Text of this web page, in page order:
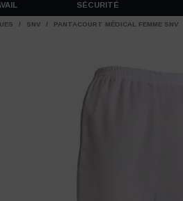
SÉCURITÉ
/ SNV / PANTACOURT MÉDICAL FEMME SNV